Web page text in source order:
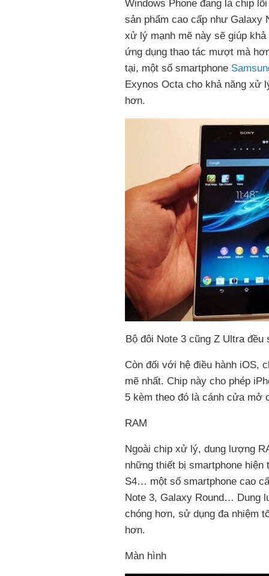
Windows Phone đang là chip
sản phẩm cao cấp như Galaxy
xử lý mạnh mẽ này sẽ giúp
ứng dụng thao tác mượt mà
tại, một số smartphone
Exynos Octa cho khả năng xử
hơn.
Bộ đôi Note 3 cũng Z Ultra
Còn đối với hệ điều hành iOS,
mẽ nhất. Chip này cho phép
5 kèm theo đó là cánh cửa mở
RAM
Ngoài chip xử lý, dung lượng
những thiết bị smartphone
S4… một số smartphone cao
Note 3, Galaxy Round… Dung
chóng hơn, sử dụng đa nhiệm
hơn.
Màn hình